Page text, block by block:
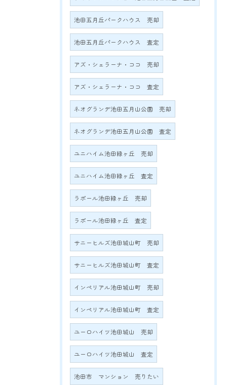
池田五月丘パークハウス 売却
池田五月丘パークハウス 査定
アズ・シェラーナ・ココ 売却
アズ・シェラーナ・ココ 査定
ネオグランデ池田五月山公園 売却
ネオグランデ池田五月山公園 査定
ユニハイム池田緑ヶ丘 売却
ユニハイム池田緑ヶ丘 査定
ラポール池田緑ヶ丘 売却
ラポール池田緑ヶ丘 査定
サニーヒルズ池田城山町 売却
サニーヒルズ池田城山町 査定
インペリアル池田城山町 売却
インペリアル池田城山町 査定
ユーロハイツ池田城山 売却
ユーロハイツ池田城山 査定
池田市 マンション 売りたい